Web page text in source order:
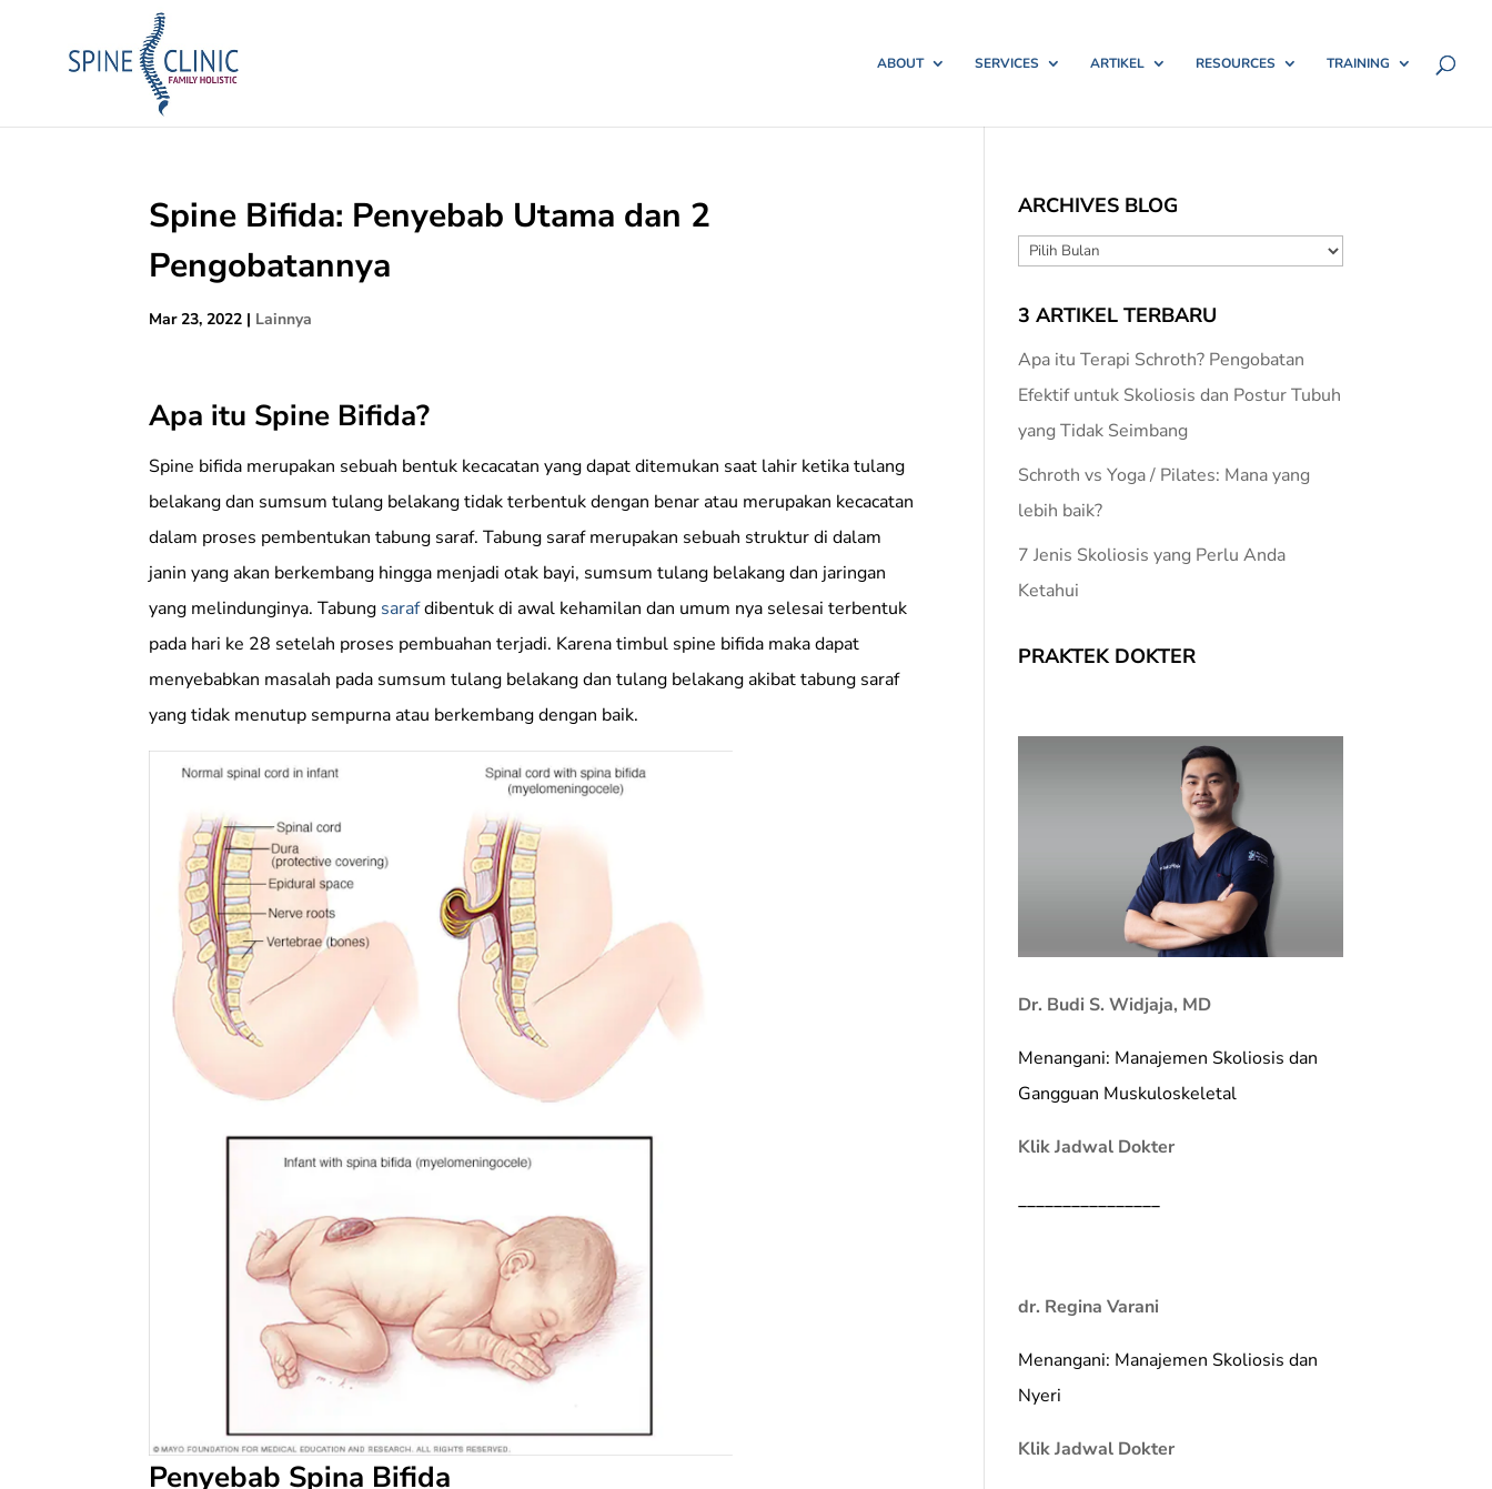
ABOUT SERVICES ARTIKEL RESOURCES TRAINING
Spine Bifida: Penyebab Utama dan 2
Pengobatannya
Mar 23, 2022 | Lainnya
Apa itu Spine Bifida?
Spine bifida merupakan sebuah bentuk kecacatan yang dapat ditemukan saat lahir ketika tulang
belakang dan sumsum tulang belakang tidak terbentuk dengan benar atau merupakan kecacatan
dalam proses pembentukan tabung saraf. Tabung saraf merupakan sebuah struktur di dalam
janin yang akan berkembang hingga menjadi otak bayi, sumsum tulang belakang dan jaringan
yang melindunginya. Tabung sarafdibentuk di awal kehamilan dan umum nya selesai terbentuk
pada hari ke 28 setelah proses pembuahan terjadi. Karena timbul spine bifida maka dapat
menyebabkan masalah pada sumsum tulang belakang dan tulang belakang akibat tabung saraf
yang tidak menutup sempurna atau berkembang dengan baik.
Penyebab Spina Bifida
ARCHIVES BLOG
ARCHIVES
3 ARTIKEL TERBARU
Apa itu Terapi Schroth? Pengobatan
Efektif untuk Skoliosis dan Postur Tubuh
yang Tidak Seimbang
Schroth vs Yoga / Pilates: Mana yang
lebih baik?
7 Jenis Skoliosis yang Perlu Anda
Ketahui
PRAKTEK DOKTER
Dr. Budi S. Widjaja, MD
Menangani: Manajemen Skoliosis dan
Gangguan Muskuloskeletal
Klik Jadwal Dokter
________________
dr. Regina Varani
Menangani: Manajemen Skoliosis dan
Nyeri
Klik Jadwal Dokter